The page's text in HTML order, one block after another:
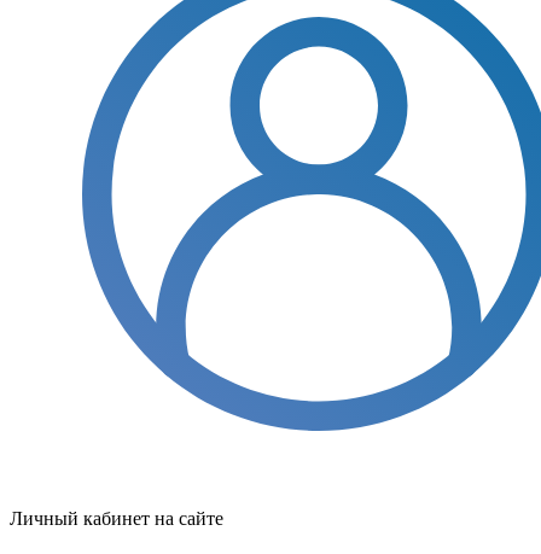
Личный кабинет на сайте